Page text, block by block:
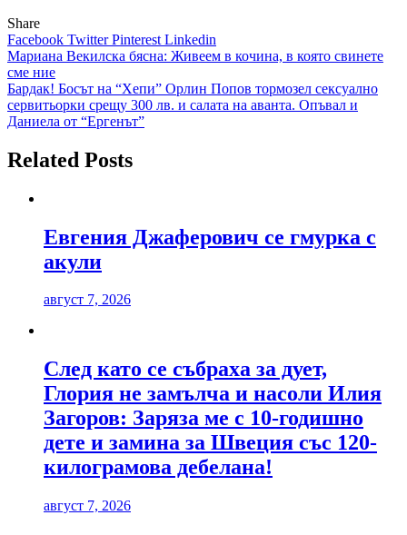
Share
Facebook TwitterPinterest Linkedin
Навигация
Мариана Векилска бясна: Живеем в кочина, в която свинете
сме ние
Бардак! Босът на “Хепи” Орлин Попов тормозел сексуално
сервитьорки срещу 300 лв. и салата на аванта. Опъвал и
Даниела от “Ергенът”
Related Posts
Евгения Джаферович се гмурка с
акули
август 7, 2026
След като се събраха за дует,
Глория не замълча и насоли Илия
Загоров: Заряза ме с 10-годишно
дете и замина за Швеция със 120-
килограмова дебелана!
август 7, 2026